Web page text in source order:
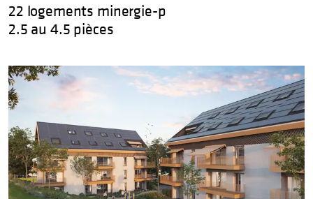
22 logements minergie-p
2.5 au 4.5 pièces